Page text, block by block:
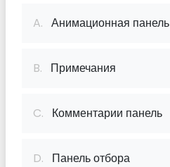
A. Анимационная панель
B. Примечания
C. Комментарии панель
D. Панель отбора